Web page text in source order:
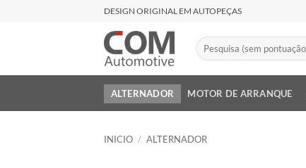
DESIGN ORIGINAL EM AUTOPEÇAS
Buscar
por:
ALTERNADOR MOTOR DE ARRANQUE
INICIO / ALTERNADOR